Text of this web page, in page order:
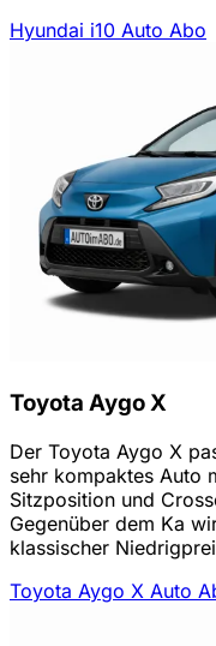
Hyundai i10 Auto Abo
Toyota Aygo X
Der Toyota Aygo X
sehr kompaktes Auto
Sitzposition und
Gegenüber dem Ka
klassischer
Toyota Aygo X Auto